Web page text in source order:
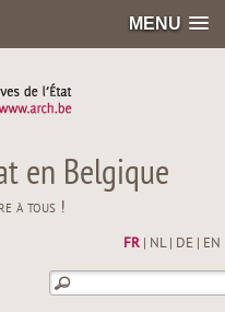
MENU
en Belgique
à tous !
FR| NL| DE EN